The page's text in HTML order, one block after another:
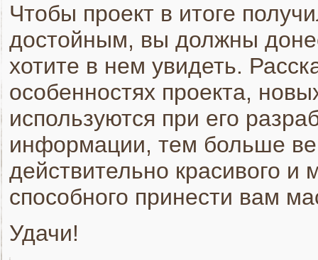
Чтобы проект в итоге
достойным, вы должны
хотите в нем увидеть.
особенностях проекта,
используются при его
информации, тем больше
действительно красивого и
способного принести вам
Удачи!